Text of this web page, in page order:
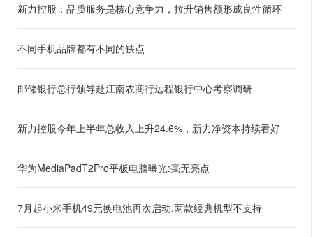
新力控股：品质服务是核心竞争力，拉升销售额形成良性循环
不同手机品牌都有不同的缺点
邮储银行总行领导赴江南农商行远程银行中心考察调研
新力控股今年上半年总收入上升24.6%，新力净资本持续看好
华为MediaPadT2Pro平板电脑曝光:毫无亮点
7月起小米手机49元换电池再次启动,两款经典机型不支持